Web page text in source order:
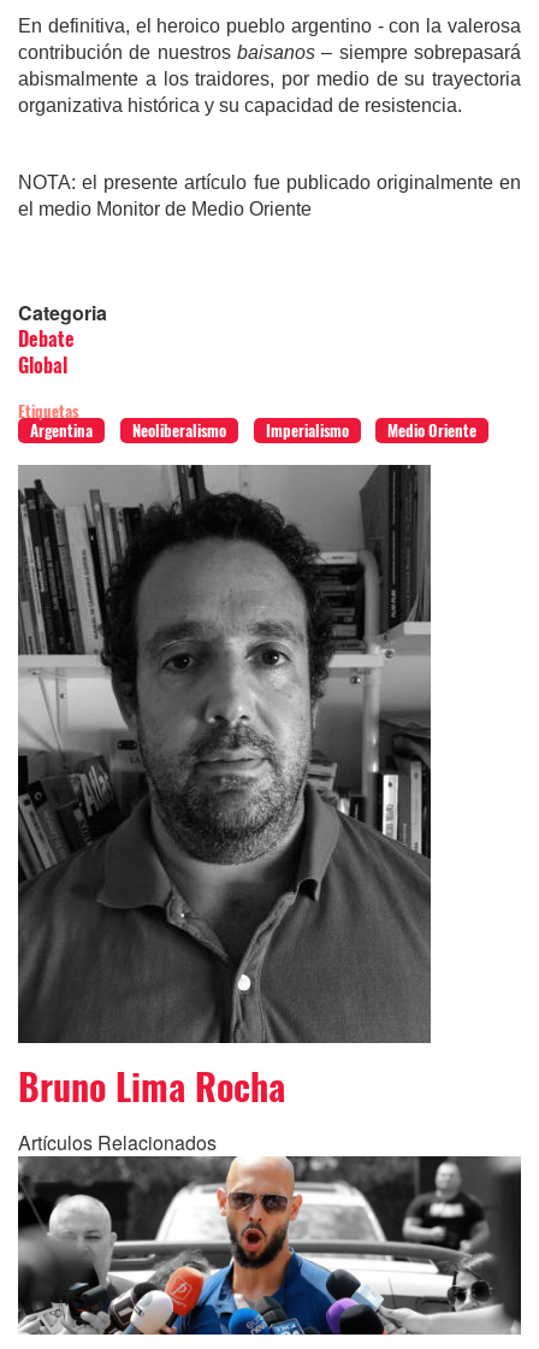
En definitiva, el heroico pueblo argentino - con la valerosa
contribución de nuestros baisanos – siempre sobrepasará
abismalmente a los traidores, por medio de su trayectoria
organizativa histórica y su capacidad de resistencia.
NOTA: el presente artículo fue publicado originalmente en
el medio Monitor de Medio Oriente
Categoria
Debate
Global
Etiquetas
Argentina
Neoliberalismo Imperialismo Medio Oriente
Bruno Lima Rocha
Artículos Relacionados